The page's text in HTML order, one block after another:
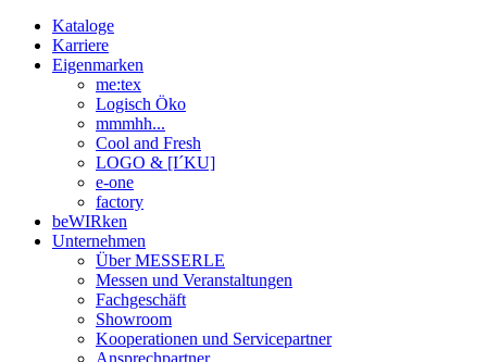
Kataloge
Karriere
Eigenmarken
me:tex
Logisch Öko
mmmhh...
Cool and Fresh
LOGO & [I´KU]
e-one
factory
beWIRken
Unternehmen
Über MESSERLE
Messen und Veranstaltungen
Fachgeschäft
Showroom
Kooperationen und Servicepartner